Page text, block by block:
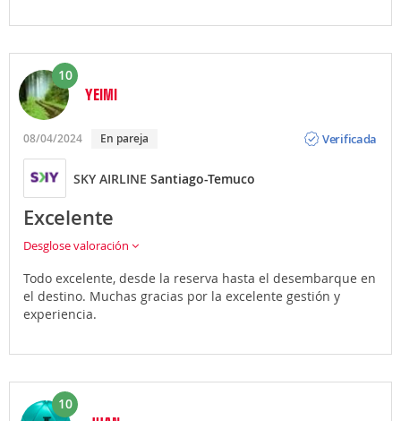
10
YEIMI
08/04/2024 En pareja
Verificada
SKY AIRLINE Santiago-Temuco
Excelente
Desglose valoración
Todo excelente, desde la reserva hasta el desembarque en
el destino. Muchas gracias por la excelente gestión y
experiencia.
10